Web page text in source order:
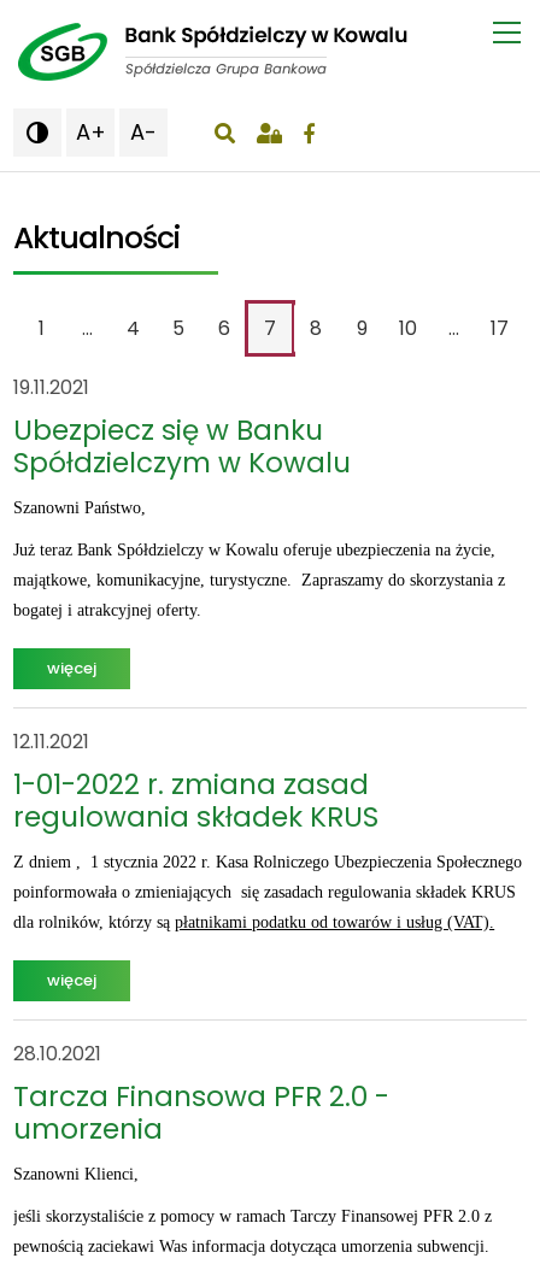
 A+ A-
Aktualności
1 ... 4 5 6 7 8 9 10 ... 17
19.11.2021
Ubezpiecz się w Banku
Spółdzielczym w Kowalu
Szanowni Państwo,
Już teraz Bank Spółdzielczy w Kowalu oferuje ubezpieczenia na życie,
majątkowe, komunikacyjne, turystyczne. Zapraszamy do skorzystania z
bogatej i atrakcyjnej oferty.
więcej
12.11.2021
1-01-2022 r. zmiana zasad
regulowania składek KRUS
Z dniem , 1 stycznia 2022 r. Kasa Rolniczego Ubezpieczenia Społecznego
poinformowała o zmieniających się zasadach regulowania składek KRUS
dla rolników, którzy sąpłatnikami podatku od towarów i usług (VAT).
więcej
28.10.2021
Tarcza Finansowa PFR 2.0 -
umorzenia
Szanowni Klienci,
jeśli skorzystaliście z pomocy w ramach Tarczy Finansowej PFR 2.0 z
pewnością zaciekawi Was informacja dotycząca umorzenia subwencji.